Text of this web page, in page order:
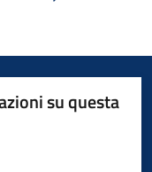
su questa